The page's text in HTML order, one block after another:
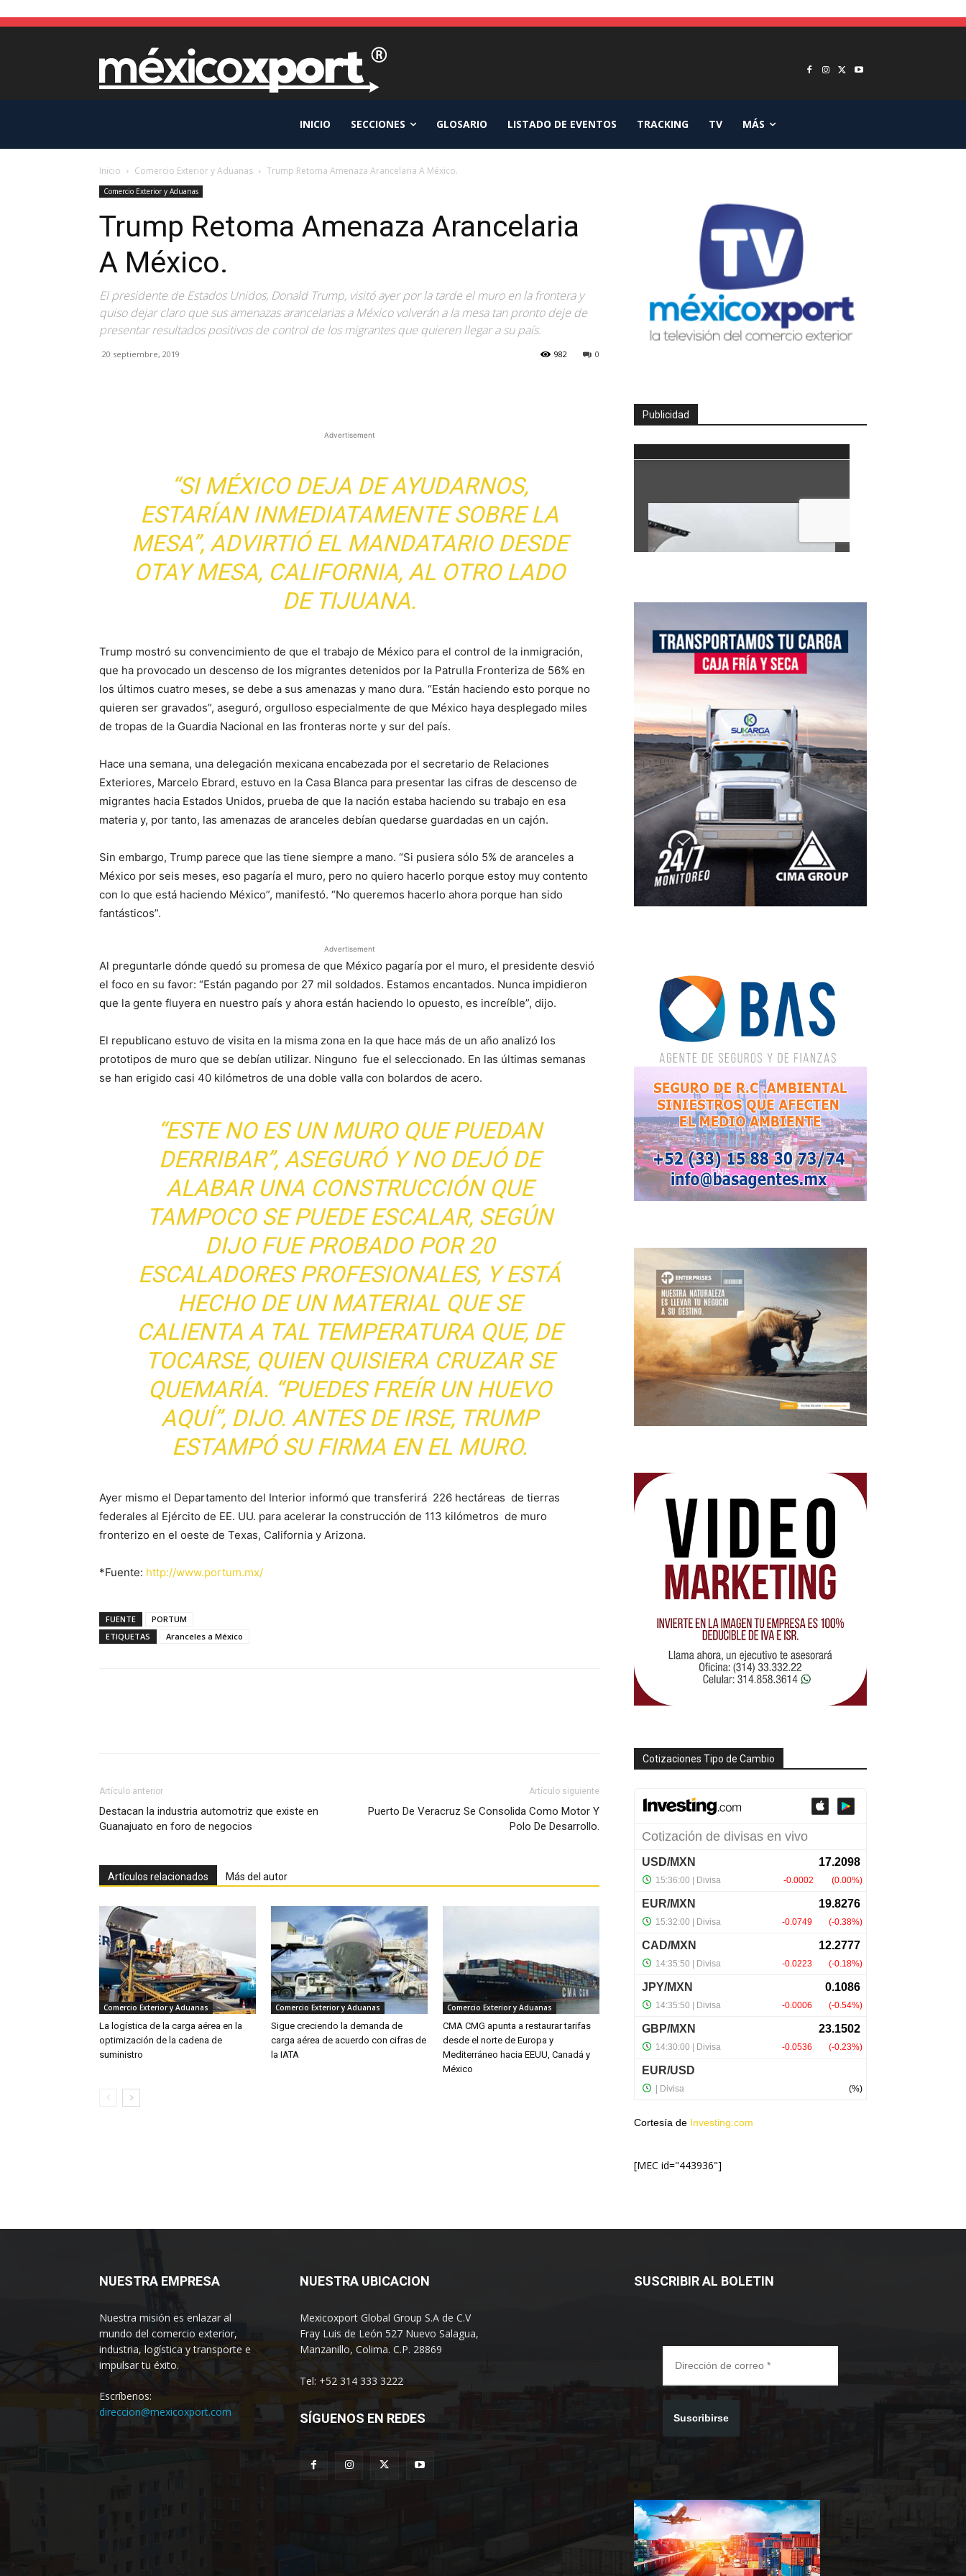
INICIO SECCIONES GLOSARIO LISTADO DE EVENTOS TRACKING TV MÁS
Inicio Comercio Exterior y Aduanas Trump Retoma Amenaza Arancelaria A México.
Comercio Exterior y Aduanas
Trump Retoma Amenaza Arancelaria
A México.
El presidente de Estados Unidos, Donald Trump, visitó ayer por la tarde el muro en la frontera y
quiso dejar claro que sus amenazas arancelarias a México volverán a la mesa tan pronto deje de
presentar resultados positivos de control de los migrantes que quieren llegar a su país.
20 septiembre, 2019 0
982
Advertisement
“SI MÉXICO DEJA DE AYUDARNOS,
ESTARÍAN INMEDIATAMENTE SOBRE LA
MESA”, ADVIRTIÓ EL MANDATARIO DESDE
OTAY MESA, CALIFORNIA, AL OTRO LADO
DE TIJUANA.
Trump mostró su convencimiento de que el trabajo de México para el control de la inmigración,
que ha provocado un descenso de los migrantes detenidos por la Patrulla Fronteriza de 56% en
los últimos cuatro meses, se debe a sus amenazas y mano dura. “Están haciendo esto porque no
quieren ser gravados”, aseguró, orgulloso especialmente de que México haya desplegado miles
de tropas de la Guardia Nacional en las fronteras norte y sur del país.
Hace una semana, una delegación mexicana encabezada por el secretario de Relaciones
Exteriores, Marcelo Ebrard, estuvo en la Casa Blanca para presentar las cifras de descenso de
migrantes hacia Estados Unidos, prueba de que la nación estaba haciendo su trabajo en esa
materia y, por tanto, las amenazas de aranceles debían quedarse guardadas en un cajón.
Sin embargo, Trump parece que las tiene siempre a mano. “Si pusiera sólo 5% de aranceles a
México por seis meses, eso pagaría el muro, pero no quiero hacerlo porque estoy muy contento
con lo que está haciendo México”, manifestó. “No queremos hacerlo ahora porque han sido
fantásticos”.
Advertisement
Al preguntarle dónde quedó su promesa de que México pagaría por el muro, el presidente desvió
el foco en su favor: “Están pagando por 27 mil soldados. Estamos encantados. Nunca impidieron
que la gente fluyera en nuestro país y ahora están haciendo lo opuesto, es increíble”, dijo.
El republicano estuvo de visita en la misma zona en la que hace más de un año analizó los
prototipos de muro que se debían utilizar. Ninguno fue el seleccionado. En las últimas semanas
se han erigido casi 40 kilómetros de una doble valla con bolardos de acero.
“ESTE NO ES UN MURO QUE PUEDAN
DERRIBAR”, ASEGURÓ Y NO DEJÓ DE
ALABAR UNA CONSTRUCCIÓN QUE
TAMPOCO SE PUEDE ESCALAR, SEGÚN
DIJO FUE PROBADO POR 20
ESCALADORES PROFESIONALES, Y ESTÁ
HECHO DE UN MATERIAL QUE SE
CALIENTA A TAL TEMPERATURA QUE, DE
TOCARSE, QUIEN QUISIERA CRUZAR SE
QUEMARÍA. “PUEDES FREÍR UN HUEVO
AQUÍ”, DIJO. ANTES DE IRSE, TRUMP
ESTAMPÓ SU FIRMA EN EL MURO.
Ayer mismo el Departamento del Interior informó que transferirá 226 hectáreas de tierras
federales al Ejército de EE. UU. para acelerar la construcción de 113 kilómetros de muro
fronterizo en el oeste de Texas, California y Arizona.
*Fuente: http://www.portum.mx/
FUENTE
PORTUM
ETIQUETAS
Aranceles a México
Artículo anterior
Destacan la industria automotriz que existe en
Guanajuato en foro de negocios
Artículo siguiente
Puerto De Veracruz Se Consolida Como Motor Y
Polo De Desarrollo.
Artículos relacionados Más del autor
Comercio Exterior y Aduanas
La logística de la carga aérea en la
optimización de la cadena de
suministro
Comercio Exterior y Aduanas
Sigue creciendo la demanda de
carga aérea de acuerdo con cifras de
la IATA
Comercio Exterior y Aduanas
CMA CMG apunta a restaurar tarifas
desde el norte de Europa y
Mediterráneo hacia EEUU, Canadá y
México
Publicidad
Cotizaciones Tipo de Cambio
Cortesía de Investing.com
[MEC id="443936"]
NUESTRA EMPRESA
Nuestra misión es enlazar al
mundo del comercio exterior,
industria, logística y transporte e
impulsar tu éxito.
Escríbenos:
direccion@mexicoxport.com
NUESTRA UBICACION
Mexicoxport Global Group S.A de C.V
Fray Luis de León 527 Nuevo Salagua,
Manzanillo, Colima. C.P. 28869
Tel: +52 314 333 3222
SÍGUENOS EN REDES
SUSCRIBIR AL BOLETIN
Suscribirse